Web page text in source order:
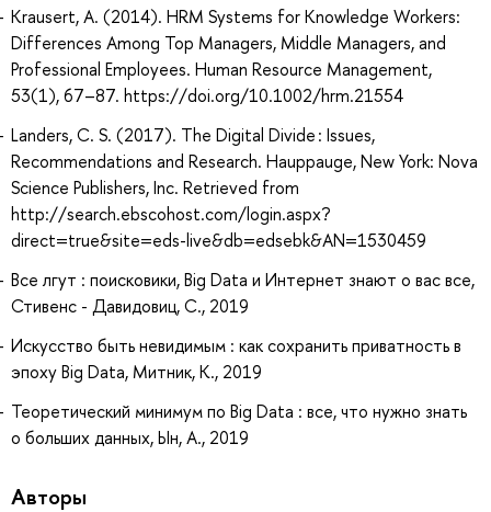
Krausert, A. (2014). HRM Systems for Knowledge Workers:
Differences Among Top Managers, Middle Managers, and
Professional Employees. Human Resource Management,
53(1), 67–87. https://doi.org/10.1002/hrm.21554
Landers, C. S. (2017). The Digital Divide : Issues,
Recommendations and Research. Hauppauge, New York: Nova
Science Publishers, Inc. Retrieved from
http://search.ebscohost.com/login.aspx?
direct=true&site=eds-live&db=edsebk&AN=1530459
Все лгут : поисковики, Big Data и Интернет знают о вас все,
Стивенс - Давидовиц, С., 2019
Искусство быть невидимым : как сохранить приватность в
эпоху Big Data, Митник, К., 2019
Теоретический минимум по Big Data : все, что нужно знать
о больших данных, Ын, А., 2019
Авторы